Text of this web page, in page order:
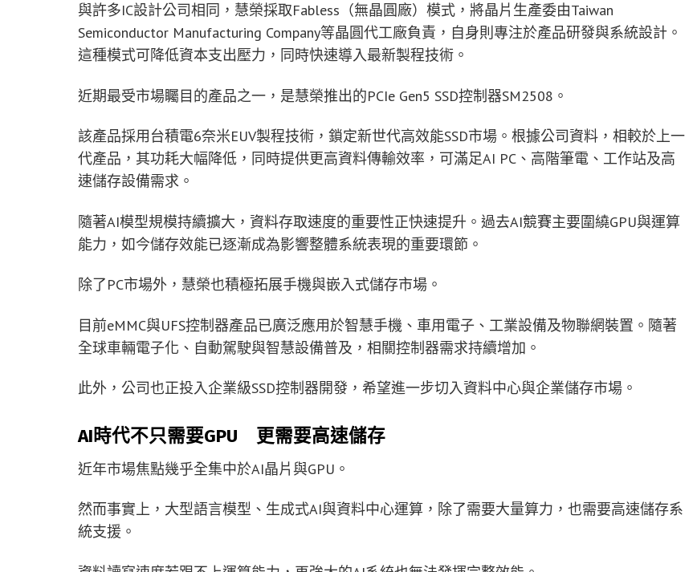
與許多IC設計公司相同，慧榮採取Fabless（無晶圓廠）模式，將晶片生產委由Taiwan
Semiconductor Manufacturing Company等晶圓代工廠負責，自身則專注於產品研發與系統設計。
這種模式可降低資本支出壓力，同時快速導入最新製程技術。
近期最受市場矚目的產品之一，是慧榮推出的PCIe Gen5 SSD控制器SM2508。
該產品採用台積電6奈米EUV製程技術，鎖定新世代高效能SSD市場。根據公司資料，相較於上一
代產品，其功耗大幅降低，同時提供更高資料傳輸效率，可滿足AI PC、高階筆電、工作站及高
速儲存設備需求。
隨著AI模型規模持續擴大，資料存取速度的重要性正快速提升。過去AI競賽主要圍繞GPU與運算
能力，如今儲存效能已逐漸成為影響整體系統表現的重要環節。
除了PC市場外，慧榮也積極拓展手機與嵌入式儲存市場。
目前eMMC與UFS控制器產品已廣泛應用於智慧手機、車用電子、工業設備及物聯網裝置。隨著
全球車輛電子化、自動駕駛與智慧設備普及，相關控制器需求持續增加。
此外，公司也正投入企業級SSD控制器開發，希望進一步切入資料中心與企業儲存市場。
AI時代不只需要GPU 更需要高速儲存
近年市場焦點幾乎全集中於AI晶片與GPU。
然而事實上，大型語言模型、生成式AI與資料中心運算，除了需要大量算力，也需要高速儲存系
統支援。